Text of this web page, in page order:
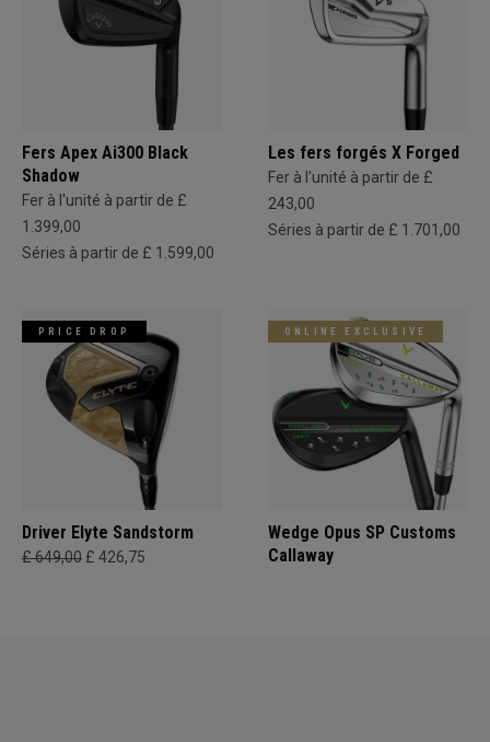
Fers Apex Ai300 Black
Shadow
Fer à l'unité à partir de £
1.399,00
Séries à partir de £ 1.599,00
Les fers forgés X Forged
Fer à l'unité à partir de £
243,00
Séries à partir de £ 1.701,00
PRICE DROP
Driver Elyte Sandstorm
£ 649,00 £ 426,75
ONLINE EXCLUSIVE
Wedge Opus SP Customs
Callaway